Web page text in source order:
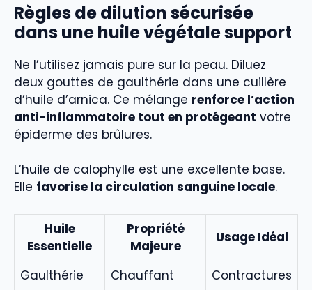
Règles de dilution sécurisée
dans une huile végétale support
Ne l’utilisez jamais pure sur la peau. Diluez
deux gouttes de gaulthérie dans une cuillère
d’huile d’arnica. Ce mélange renforce l’action
anti-inflammatoire tout en protégeant votre
épiderme des brûlures.
L’huile de calophylle est une excellente base.
Elle favorise la circulation sanguine locale.
Huile
Essentielle
Propriété
Majeure
Usage Idéal
Gaulthérie Chauffant
Contractures